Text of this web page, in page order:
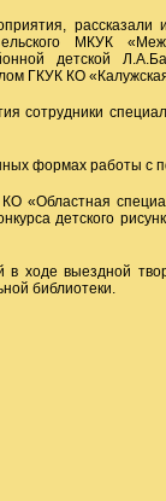
рассказали
МКУК
детской
ГКУК КО
сотрудники
формах работы с
«Областная
детского
ходе выездной
библиотеки.